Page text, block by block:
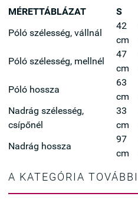
MÉRETTÁBLÁZAT
S
Póló szélesség, vállnál
42
cm
Póló szélesség, mellnél
47
cm
Póló hossza
63
cm
Nadrág szélesség,
csípőnél
33
cm
Nadrág hossza
97
cm
A KATEGÓRIA